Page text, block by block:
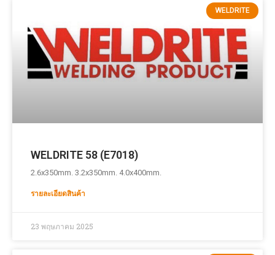
WELDRITE
WELDRITE 58 (E7018)
2.6x350mm. 3.2x350mm. 4.0x400mm.
รายละเอียดสินค้า
23 พฤษภาคม 2025